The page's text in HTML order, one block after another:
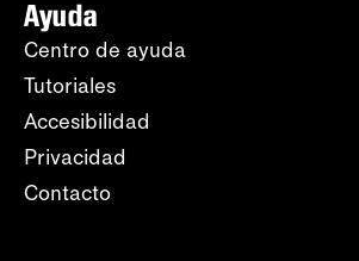
Ayuda
Centro de ayuda
Tutoriales
Accesibilidad
Privacidad
Contacto